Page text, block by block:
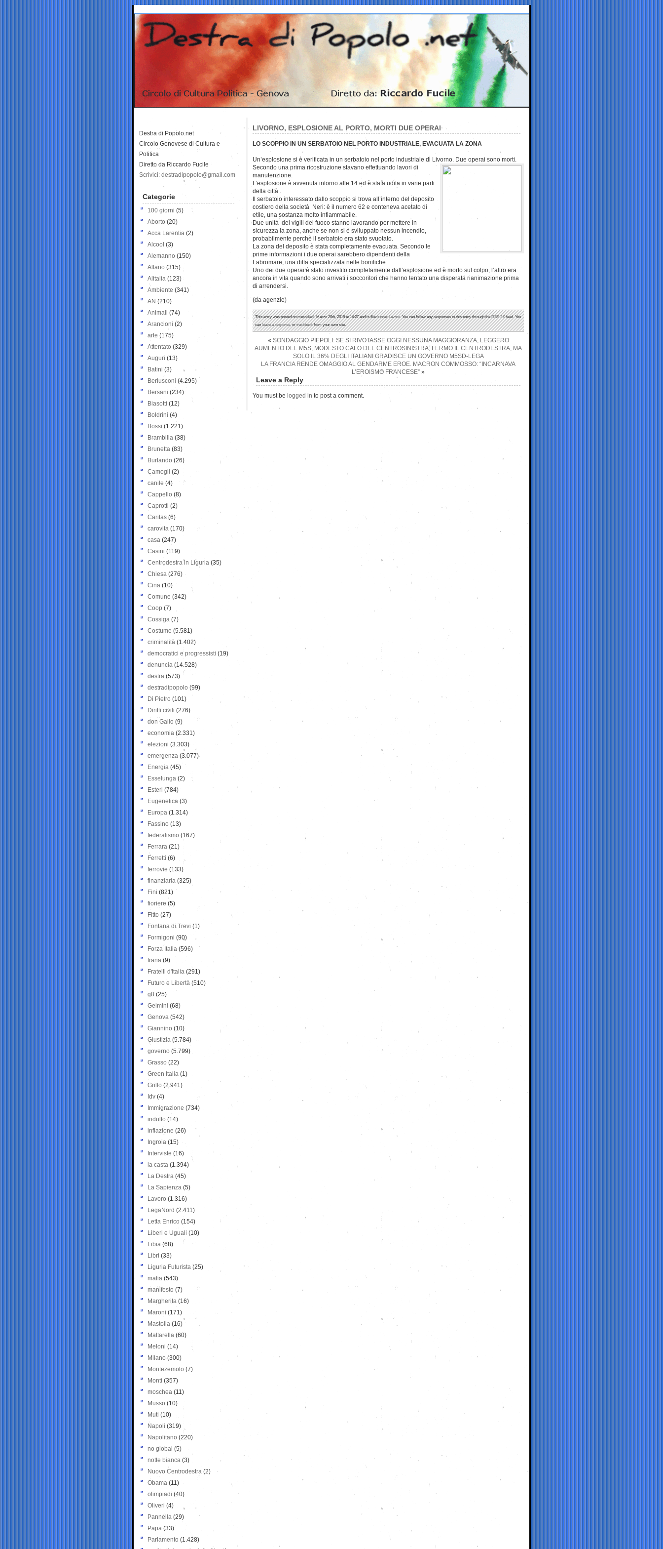
LIVORNO, ESPLOSIONE AL PORTO, MORTI DUE OPERAI
LO SCOPPIO IN UN SERBATOIO NEL PORTO INDUSTRIALE, EVACUATA LA ZONA
Un’esplosione si è verificata in un serbatoio nel porto industriale di Livorno. Due operai sono morti.
Secondo una prima ricostruzione stavano effettuando lavori di
manutenzione.
L’esplosione è avvenuta intorno alle 14 ed è stata udita in varie parti
della città .
Il serbatoio interessato dallo scoppio si trova all’interno del deposito
costiero della società Neri: è il numero 62 e conteneva acetato di
etile, una sostanza molto infiammabile.
Due unità dei vigili del fuoco stanno lavorando per mettere in
sicurezza la zona, anche se non si è sviluppato nessun incendio,
probabilmente perchè il serbatoio era stato svuotato.
La zona del deposito è stata completamente evacuata. Secondo le
prime informazioni i due operai sarebbero dipendenti della
Labromare, una ditta specializzata nelle bonifiche.
Uno dei due operai è stato investito completamente dall’esplosione ed è morto sul colpo, l’altro era
ancora in vita quando sono arrivati i soccoritori che hanno tentato una disperata rianimazione prima
di arrendersi.
(da agenzie)
This entry was posted on mercoledì, Marzo 28th, 2018 at 14:27 and is filed underLavoro. You can follow any responses to this entry through theRSS 2.0feed. You
canleave a response, ortrackbackfrom your own site.
« SONDAGGIO PIEPOLI: SE SI RIVOTASSE OGGI NESSUNA MAGGIORANZA, LEGGERO
AUMENTO DEL M5S, MODESTO CALO DEL CENTROSINISTRA, FERMO IL CENTRODESTRA, MA
SOLO IL 36% DEGLI ITALIANI GRADISCE UN GOVERNO M5SD-LEGA
LA FRANCIA RENDE OMAGGIO AL GENDARME EROE. MACRON COMMOSSO: “INCARNAVA
L’EROISMO FRANCESE” »
Leave a Reply
You must be logged in to post a comment.
Destra di Popolo.net
Circolo Genovese di Cultura e
Politica
Diretto da Riccardo Fucile
Scrivici: destradipopolo@gmail.com
Categorie
100 giorni (5)
Aborto (20)
Acca Larentia (2)
Alcool (3)
Alemanno (150)
Alfano (315)
Alitalia (123)
Ambiente (341)
AN (210)
Animali (74)
Arancioni (2)
arte (175)
Attentato (329)
Auguri (13)
Batini (3)
Berlusconi (4.295)
Bersani (234)
Biasotti (12)
Boldrini (4)
Bossi (1.221)
Brambilla (38)
Brunetta (83)
Burlando (26)
Camogli (2)
canile (4)
Cappello (8)
Caprotti (2)
Caritas (6)
carovita (170)
casa (247)
Casini (119)
Centrodestra in Liguria (35)
Chiesa (276)
Cina (10)
Comune (342)
Coop (7)
Cossiga (7)
Costume (5.581)
criminalità (1.402)
democratici e progressisti (19)
denuncia (14.528)
destra (573)
destradipopolo (99)
Di Pietro (101)
Diritti civili (276)
don Gallo (9)
economia (2.331)
elezioni (3.303)
emergenza (3.077)
Energia (45)
Esselunga (2)
Esteri (784)
Eugenetica (3)
Europa (1.314)
Fassino (13)
federalismo (167)
Ferrara (21)
Ferretti (6)
ferrovie (133)
finanziaria (325)
Fini (821)
fioriere (5)
Fitto (27)
Fontana di Trevi (1)
Formigoni (90)
Forza Italia (596)
frana (9)
Fratelli d'Italia (291)
Futuro e Libertà (510)
g8 (25)
Gelmini (68)
Genova (542)
Giannino (10)
Giustizia (5.784)
governo (5.799)
Grasso (22)
Green Italia (1)
Grillo (2.941)
Idv (4)
Immigrazione (734)
indulto (14)
inflazione (26)
Ingroia (15)
Interviste (16)
la casta (1.394)
La Destra (45)
La Sapienza (5)
Lavoro (1.316)
LegaNord (2.411)
Letta Enrico (154)
Liberi e Uguali (10)
Libia (68)
Libri (33)
Liguria Futurista (25)
mafia (543)
manifesto (7)
Margherita (16)
Maroni (171)
Mastella (16)
Mattarella (60)
Meloni (14)
Milano (300)
Montezemolo (7)
Monti (357)
moschea (11)
Musso (10)
Muti (10)
Napoli (319)
Napolitano (220)
no global (5)
notte bianca (3)
Nuovo Centrodestra (2)
Obama (11)
olimpiadi (40)
Oliveri (4)
Pannella (29)
Papa (33)
Parlamento (1.428)